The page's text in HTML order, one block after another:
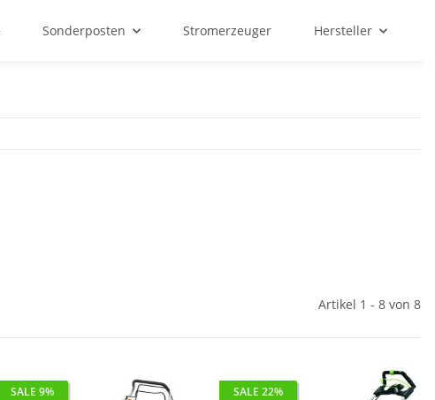
Sonderposten Stromerzeuger Hersteller
Artikel 1 - 8 von 8
SALE 9% SALE 22%